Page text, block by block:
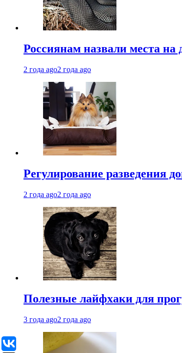
Россиянам назвали места
2 года ago2 года ago
Регулирование разведения
2 года ago2 года ago
Полезные лайфхаки для
3 года ago2 года ago